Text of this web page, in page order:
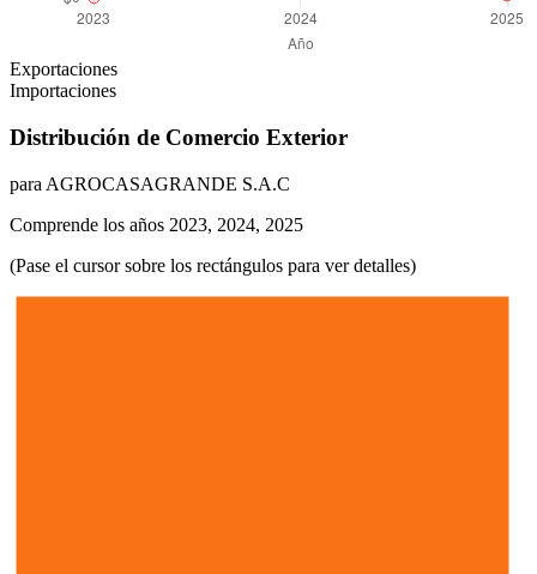
Exportaciones
Importaciones
Distribución de Comercio Exterior
para AGROCASAGRANDE S.A.C
Comprende los años 2023, 2024, 2025
(Pase el cursor sobre los rectángulos para ver detalles)